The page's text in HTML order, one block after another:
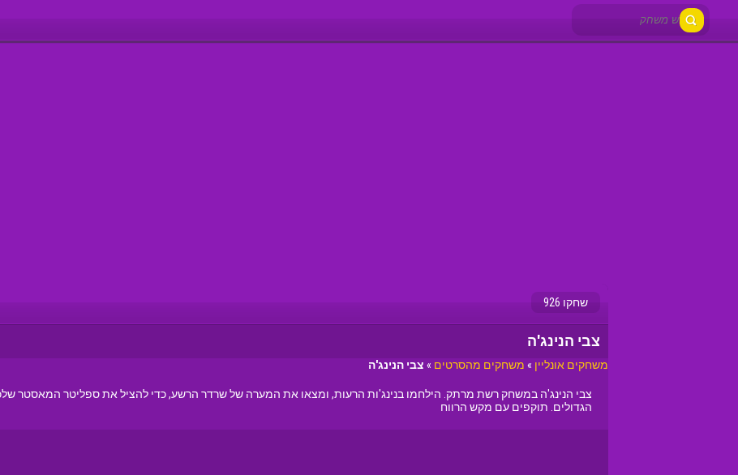
שחקו 926
צבי הנינג'ה
משחקים אונליין » משחקים מהסרטים » צבי הנינג'ה
צבי הנינג'ה במשחק רשת מרתק. הילחמו בנינג'ות הרעות, ומצאו את המערה של שרדר הרשע, כדי להציל את ספליטר המאסטר
הגדולים. תוקפים עם מקש הרווח